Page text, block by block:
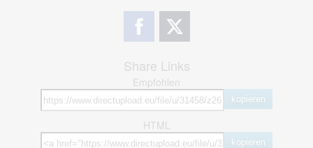
Share Links
Empfohlen
kopieren
HTML
kopieren